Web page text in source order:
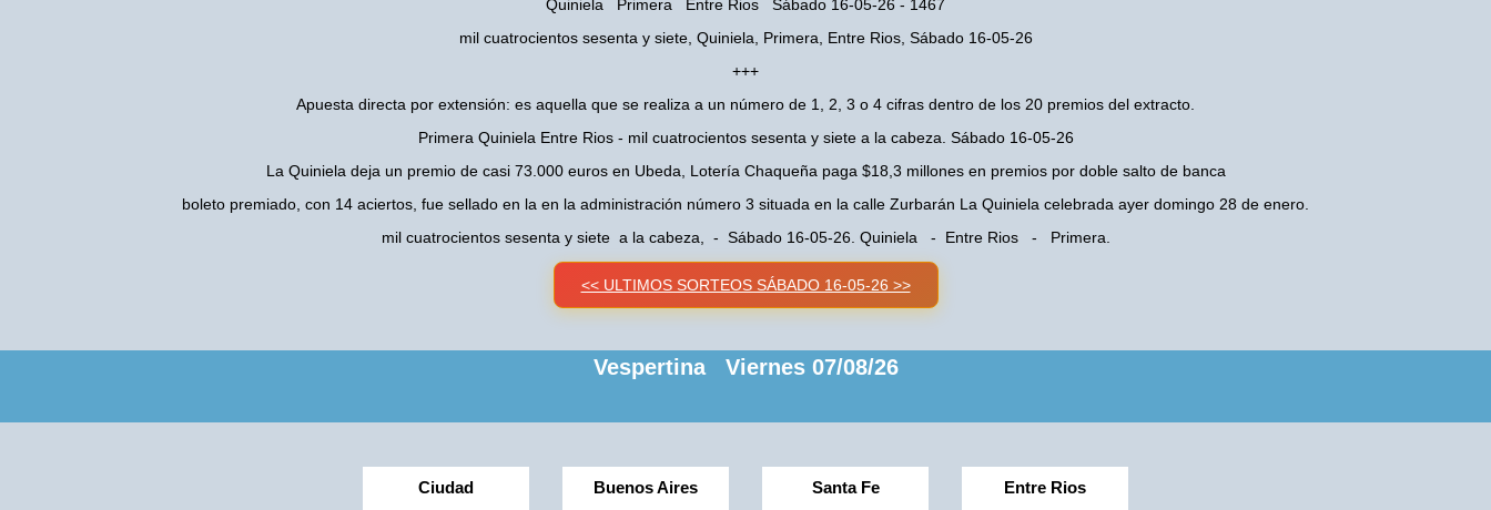
Quiniela Primera Entre Rios Sábado 16-05-26 - 1467
mil cuatrocientos sesenta y siete, Quiniela, Primera, Entre Rios, Sábado 16-05-26
+++
Apuesta directa por extensión: es aquella que se realiza a un número de 1, 2, 3 o 4 cifras dentro de los 20 premios del extracto.
Primera Quiniela Entre Rios - mil cuatrocientos sesenta y siete a la cabeza. Sábado 16-05-26
La Quiniela deja un premio de casi 73.000 euros en Ubeda, Lotería Chaqueña paga $18,3 millones en premios por doble salto de banca
boleto premiado, con 14 aciertos, fue sellado en la en la administración número 3 situada en la calle Zurbarán La Quiniela celebrada ayer domingo 28 de enero.
mil cuatrocientos sesenta y siete a la cabeza, - Sábado 16-05-26. Quiniela - Entre Rios - Primera.
<< ULTIMOS SORTEOS SÁBADO 16-05-26 >>
Vespertina Viernes 07/08/26
Ciudad Buenos Aires Santa Fe Entre Rios